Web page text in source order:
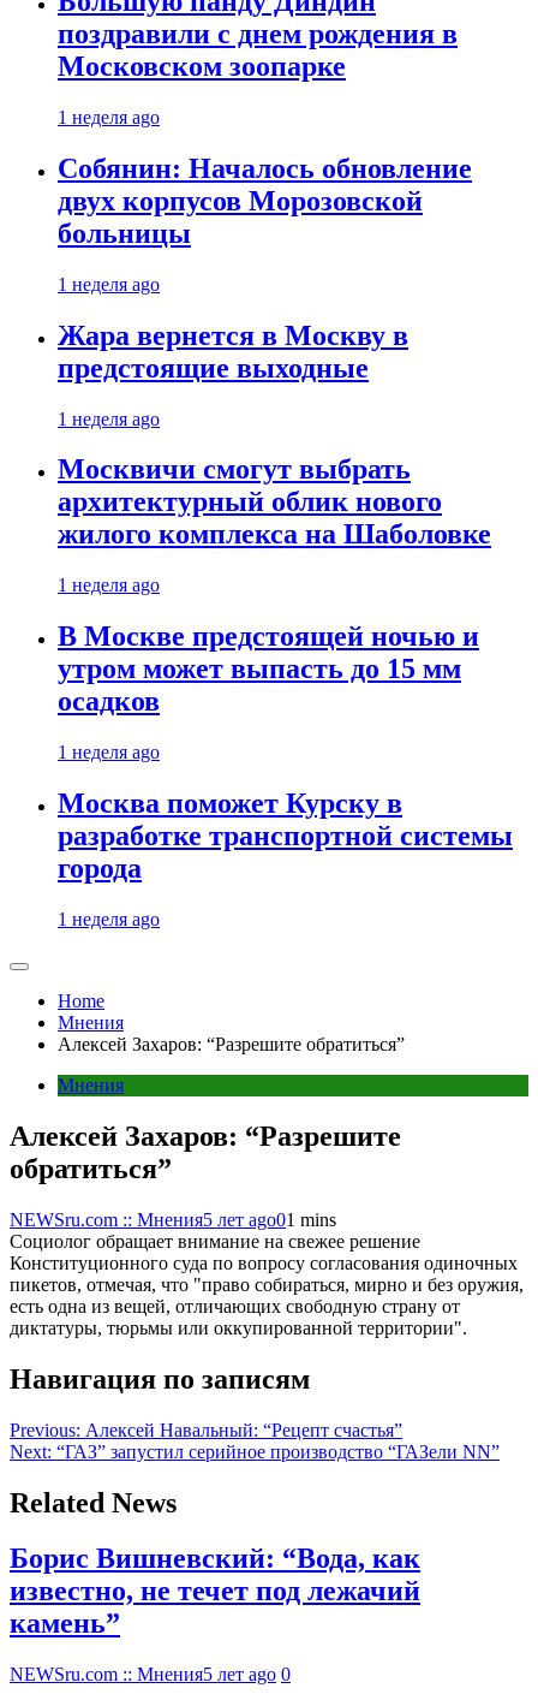
поздравили с днем рождения в
Московском зоопарке
1 неделя ago
Собянин: Началось обновление
двух корпусов Морозовской
больницы
1 неделя ago
Жара вернется в Москву в
предстоящие выходные
1 неделя ago
Москвичи смогут выбрать
архитектурный облик нового
жилого комплекса на Шаболовке
1 неделя ago
В Москве предстоящей ночью и
утром может выпасть до 15 мм
осадков
1 неделя ago
Москва поможет Курску в
разработке транспортной системы
города
1 неделя ago
Home
Мнения
Алексей Захаров: “Разрешите обратиться”
Мнения
Алексей Захаров: “Разрешите
обратиться”
NEWSru.com :: Мнения5 лет ago01 mins
Социолог обращает внимание на свежее решение
Конституционного суда по вопросу согласования одиночных
пикетов, отмечая, что "право собираться, мирно и без оружия,
есть одна из вещей, отличающих свободную страну от
диктатуры, тюрьмы или оккупированной территории".
Навигация по записям
Previous: Алексей Навальный: “Рецепт счастья”
Next: “ГАЗ” запустил серийное производство “ГАЗели NN”
Related News
Борис Вишневский: “Вода, как
известно, не течет под лежачий
камень”
NEWSru.com :: Мнения5 лет ago 0